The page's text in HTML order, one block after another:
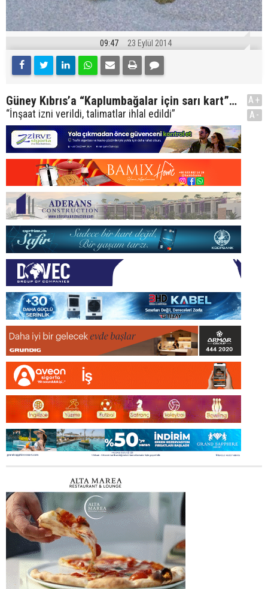
09:47 23 Eylül 2014
Güney Kıbrıs’a “Kaplumbağalar için sarı kart”…
“İnşaat izni verildi, talimatlar ihlal edildi”
A+
A-